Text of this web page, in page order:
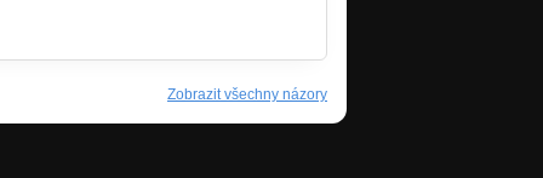
Zobrazit všechny názory